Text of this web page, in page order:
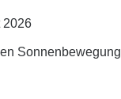
2026
Sonnenbewegung